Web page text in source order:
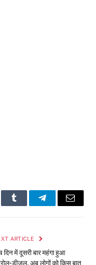
Tumblr TelegramEmail
ARTICLE
दिन में दूसरी बार महंगा हुआ
डीजल, अब लोगों को किस बात